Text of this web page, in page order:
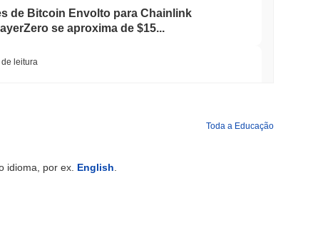
de Bitcoin Envolto para Chainlink
se aproxima de $15...
leitura
Toda a Educação
idioma, por ex. English